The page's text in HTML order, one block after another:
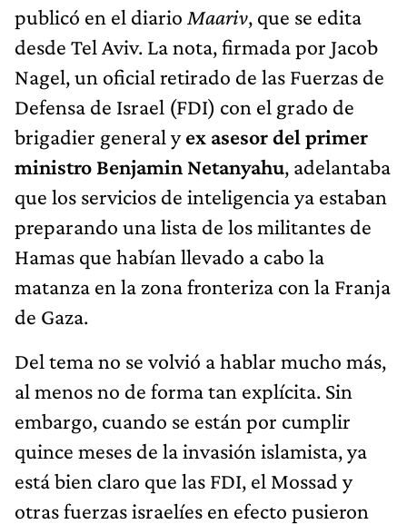
publicó en el diario Maariv, que se edita
desde Tel Aviv. La nota, firmada por Jacob
Nagel, un oficial retirado de las Fuerzas de
Defensa de Israel (FDI) con el grado de
brigadier general yex asesor del primer
ministro Benjamin Netanyahu, adelantaba
que los servicios de inteligencia ya estaban
preparando una lista de los militantes de
Hamas que habían llevado a cabo la
matanza en la zona fronteriza con la Franja
de Gaza.
Del tema no se volvió a hablar mucho más,
al menos no de forma tan explícita. Sin
embargo, cuando se están por cumplir
quince meses de la invasión islamista, ya
está bien claro que las FDI, el Mossad y
otras fuerzas israelíes en efecto pusieron